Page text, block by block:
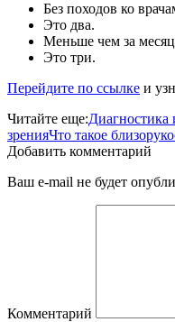
Без походов ко
Это два.
Меньше чем за
Это три.
Перейдите по ссылке и
Читайте еще:Диагностика
зренияЧто такое
Добавить комментарий
Ваш e-mail не будет
Комментарий